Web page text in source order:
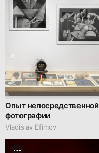
Опыт непосредственной
фотографии
Vladislav Efimov